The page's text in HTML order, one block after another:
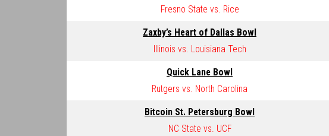
Fresno State vs. Rice
Zaxby’s Heart of Dallas Bowl
Illinois vs. Louisiana Tech
Quick Lane Bowl
Rutgers vs. North Carolina
Bitcoin St. Petersburg Bowl
NC State vs. UCF